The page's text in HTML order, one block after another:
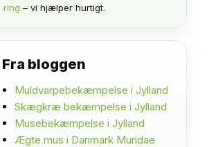
ring – vi hjælper hurtigt.
Fra bloggen
Muldvarpebekæmpelse i Jylland
Skægkræ bekæmpelse i Jylland
Musebekæmpelse i Jylland
Ægte mus i Danmark Muridae